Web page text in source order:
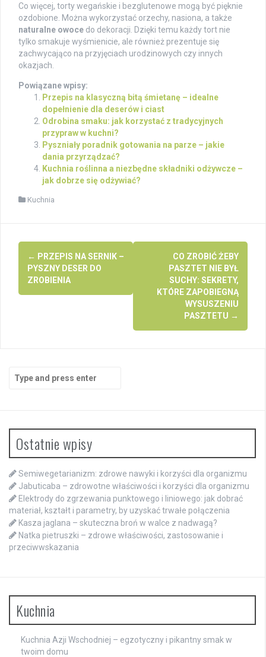
Co więcej, torty wegańskie i bezglutenowe mogą być pięknie
ozdobione. Można wykorzystać orzechy, nasiona, a także
naturalne owoce do dekoracji. Dzięki temu każdy tort nie
tylko smakuje wyśmienicie, ale również prezentuje się
zachwycająco na przyjęciach urodzinowych czy innych
okazjach.
Powiązane wpisy:
Przepis na klasyczną bitą śmietanę – idealne
dopełnienie dla deserów i ciast
Odrobina smaku: jak korzystać z tradycyjnych
przypraw w kuchni?
Pyszniały poradnik gotowania na parze – jakie
dania przyrządzać?
Kuchnia roślinna a niezbędne składniki odżywcze –
jak dobrze się odżywiać?
Kuchnia
Post
navigation
← PRZEPIS NA SERNIK –
PYSZNY DESER DO
ZROBIENIA
CO ZROBIĆ ŻEBY
PASZTET NIE BYŁ
SUCHY: SEKRETY,
KTÓRE ZAPOBIEGNĄ
WYSUSZENIU
PASZTETU →
for:
Ostatnie wpisy
Semiwegetarianizm: zdrowe nawyki i korzyści dla organizmu
Jabuticaba – zdrowotne właściwości i korzyści dla organizmu
Elektrody do zgrzewania punktowego i liniowego: jak dobrać
materiał, kształt i parametry, by uzyskać trwałe połączenia
Kasza jaglana – skuteczna broń w walce z nadwagą?
Natka pietruszki – zdrowe właściwości, zastosowanie i
przeciwwskazania
Kuchnia
Kuchnia Azji Wschodniej – egzotyczny i pikantny smak w
twoim domu